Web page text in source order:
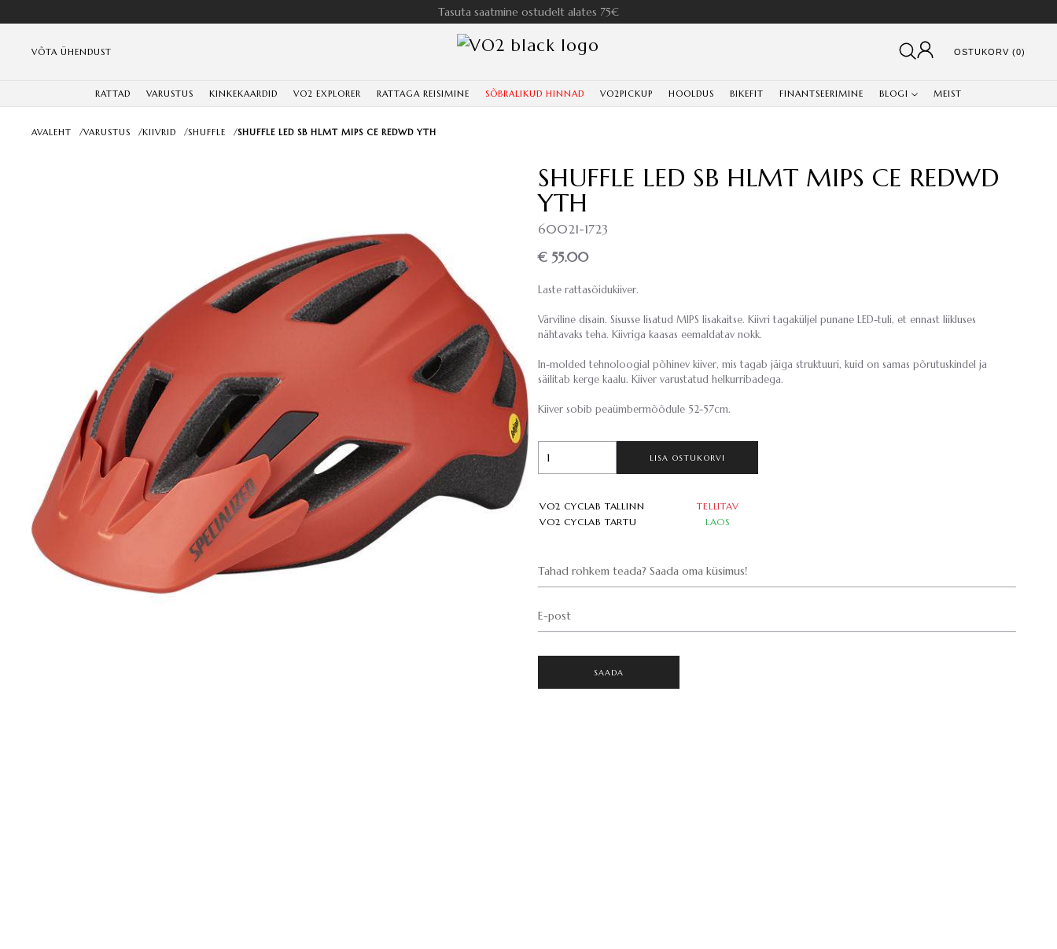
Tasuta saatmine ostudelt alates 75€
VÕTA ÜHENDUST OSTUKORV (0)
RATTAD VARUSTUS KINKEKAARDID VO2 EXPLORER RATTAGA REISIMINE SÕBRALIKUD HINNAD VO2PICKUP HOOLDUS BIKEFIT FINANTSEERIMINE BLOGI MEIST
AVALEHT /VARUSTUS /KIIVRID /SHUFFLE /SHUFFLE LED SB HLMT MIPS CE REDWD YTH
SHUFFLE LED SB HLMT MIPS CE REDWD
YTH
60021-1723
€ 55.00
Laste rattasõidukiiver.
Värviline disain. Sisusse lisatud MIPS lisakaitse. Kiivri tagaküljel punane LED-tuli, et ennast liikluses
nähtavaks teha. Kiivriga kaasas eemaldatav nokk.
In-molded tehnoloogial põhinev kiiver, mis tagab jäiga struktuuri, kuid on samas põrutuskindel ja
säilitab kerge kaalu. Kiiver varustatud helkurribadega.
Kiiver sobib peaümbermõõdule 52-57cm.
LISA OSTUKORVI
VO2 CYCLAB TALLINN
TELLITAV
VO2 CYCLAB TARTU
LAOS
Tahad rohkem teada? Saada oma küsimus!
E-post
SAADA